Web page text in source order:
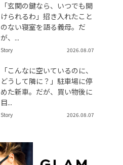
「玄関の鍵なら、いつでも開
けられるわ」招き入れたこと
のない寝室を語る義母。だ
が、...
Story 2026.08.07
「こんなに空いているのに、
どうして隣に？」駐車場に停
めた新車。だが、買い物後に
目...
Story 2026.08.07